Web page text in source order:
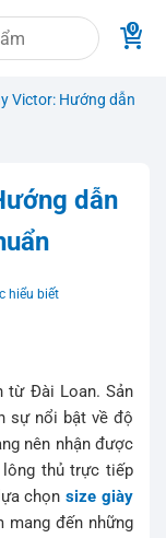
Victor: Hướng dẫn
dẫn
hiểu biết
từ Đài Loan. Sản
sự nổi bật về độ
nên nhận được
thủ trực tiếp
chọnsize giày
mang đến những